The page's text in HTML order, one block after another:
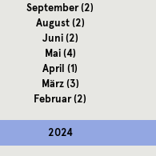
September(2)
August(2)
Juni(2)
Mai(4)
April (1)
März(3)
Februar(2)
2024